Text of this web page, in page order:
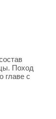
Поход
главе с